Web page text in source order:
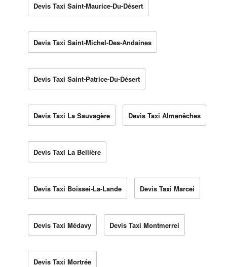
Devis Taxi Saint-Maurice-Du-Désert
Devis Taxi Saint-Michel-Des-Andaines
Devis Taxi Saint-Patrice-Du-Désert
Devis Taxi La Sauvagère Devis Taxi Almenêches
Devis Taxi La Bellière
Devis Taxi Boissei-La-Lande Devis Taxi Marcei
Devis Taxi Médavy Devis Taxi Montmerrei
Devis Taxi Mortrée